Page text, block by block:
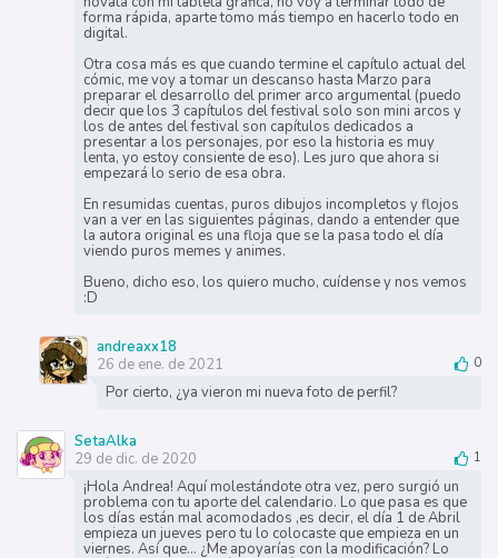
forma rápida, aparte tomo más tiempo en hacerlo todo en
digital.
Otra cosa más es que cuando termine el capítulo actual del
cómic, me voy a tomar un descanso hasta Marzo para
preparar el desarrollo del primer arco argumental (puedo
decir que los 3 capítulos del festival solo son mini arcos y
los de antes del festival son capítulos dedicados a
presentar a los personajes, por eso la historia es muy
lenta, yo estoy consiente de eso). Les juro que ahora si
empezará lo serio de esa obra.
En resumidas cuentas, puros dibujos incompletos y flojos
van a ver en las siguientes páginas, dando a entender que
la autora original es una floja que se la pasa todo el día
viendo puros memes y animes.
Bueno, dicho eso, los quiero mucho, cuídense y nos vemos
:D
andreaxx18
26 de ene. de 2021
0
Por cierto, ¿ya vieron mi nueva foto de perfil?
SetaAlka
29 de dic. de 2020
1
¡Hola Andrea! Aquí molestándote otra vez, pero surgió un
problema con tu aporte del calendario. Lo que pasa es que
los días están mal acomodados ,es decir, el día 1 de Abril
empieza un jueves pero tu lo colocaste que empieza en un
viernes. Así que... ¿Me apoyarías con la modificación? Lo